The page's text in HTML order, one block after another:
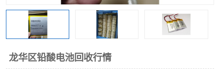
龙华区铅酸电池回收行情